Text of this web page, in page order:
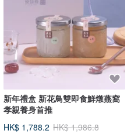
新年禮盒 新花鳥雙即食鮮燉燕窩
孝親養身首推
HK$ 1,788.2 HK$ 1,986.8